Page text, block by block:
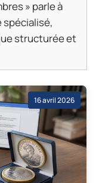
» parle à
spécialisé,
structurée et
16 avril 2026